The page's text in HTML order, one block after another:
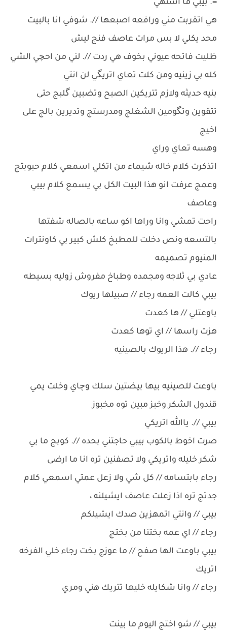
=. بيبي ما اشتهي
هي اتقربت مني ورافعه اصبعها //. شوفي انا بالبيت
محد يكلي لا بس مرات عاصف فنج ليش
ظليت فاتحه عيوني بخوف هي ردت //. لني من احچي الشي
كله بي زينيه ومن كلت تعاي اتريگي لن انتي
بنيه حديثه ولازم تتريكين الصبح وتضبين گلبج حتى
تتقوين وتگومين الشغلج ومدرستج وتديرين بالج على
اخيج
وهسه تعاي وراي
اتذكرت كلام خاله شيماء من اتكلي اسمعي كلام حبوبتج
وعمج عرفت انو هذا البيت الكل بي يسمع كلام بيبي
وعاصف
راحت تمشي وانا وراها اكو ساعه بالصاله شفتها
بالتسعه ونص دخلت للمطبخ كلش كبير بي كاونترات
المنيوم تصميمه
عادي بي ثلاجه ومجمده وطباخ مفروش زوليه بسيطه
بيبي كالت العمه رجاء // صبيلها ريوك
باوعتلي // ها كعدت
هزت راسها // اي توها كعدت
رجاء //. هذا الريوك بالصينيه
باوعت للصينيه بيها بيضتين سلك وچاي وخلت يمي
قندول الشكر وخبز مبين توه مخبوز
بيبي //. ياالله اتريكي
صرت اخوط بالكوب بيبي حاجتني بحده //. كوبج ما بي
شكر خليله واتريكي ولا تصفنين تره انا ما ارضى
رجاء بابتسامه // كل شي ولا زعل عمتي اسمعي كلام
جدتج تره اذا زعلت عاصف ايشيلنه ،
بيبي // وانتي اتمهزين صدك ايشيلكم
رجاء // اي عمه بختنا من بختج
بيبي باوعت الها صفح // ما عوزج بخت رجاء خلي الفرخه
اتريك
رجاء // وانا شكايله خليها تتريك هني ومري
بيبي // شو اختج اليوم ما بينت